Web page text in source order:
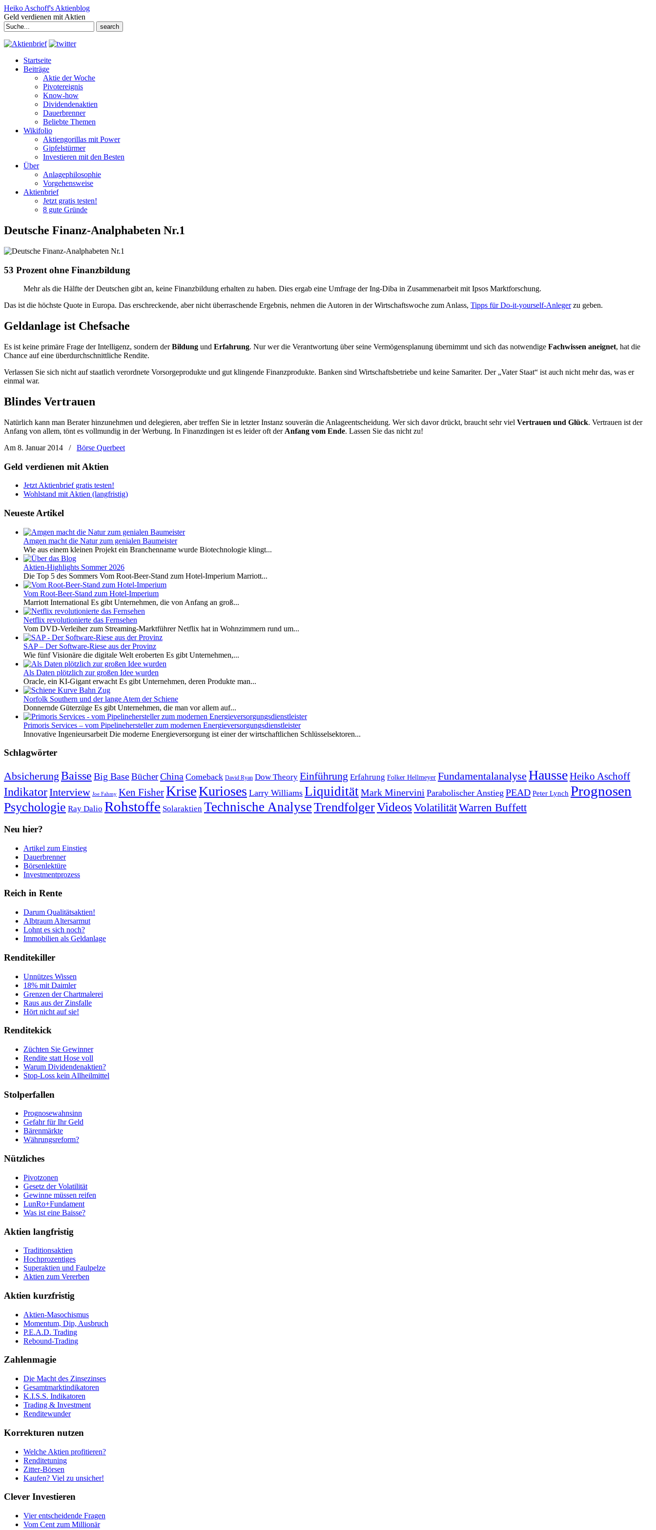
Heiko Aschoff's Aktienblog
Geld verdienen mit Aktien
Search
for:
Startseite
Beiträge
Aktie der Woche
Pivotereignis
Know-how
Dividendenaktien
Dauerbrenner
Beliebte Themen
Wikifolio
Aktiengorillas mit Power
Gipfelstürmer
Investieren mit den Besten
Über
Anlagephilosophie
Vorgehensweise
Aktienbrief
Jetzt gratis testen!
8 gute Gründe
Deutsche Finanz-Analphabeten Nr.1
53 Prozent ohne Finanzbildung
Mehr als die Hälfte der Deutschen gibt an, keine Finanzbildung erhalten zu haben. Dies ergab eine Umfrage der Ing-Diba in Zusammenarbeit mit Ipsos Marktforschung.
Das ist die höchste Quote in Europa. Das erschreckende, aber nicht überraschende Ergebnis, nehmen die Autoren in der Wirtschaftswoche zum Anlass, Tipps für Do-it-yourself-Anlegerzu geben.
Geldanlage ist Chefsache
Es ist keine primäre Frage der Intelligenz, sondern derBildung und Erfahrung. Nur wer die Verantwortung über seine Vermögensplanung übernimmt und sich das notwendige Fachwissen aneignet, hat die
Chance auf eine überdurchschnittliche Rendite.
Verlassen Sie sich nicht auf staatlich verordnete Vorsorgeprodukte und gut klingende Finanzprodukte. Banken sind Wirtschaftsbetriebe und keine Samariter. Der „Vater Staat“ ist auch nicht mehr das, was er
einmal war.
Blindes Vertrauen
Natürlich kann man Berater hinzunehmen und delegieren, aber treffen Sie in letzter Instanz souverän die Anlageentscheidung. Wer sich davor drückt, braucht sehr viel Vertrauen und Glück. Vertrauen ist der
Anfang von allem, tönt es vollmundig in der Werbung. In Finanzdingen ist es leider oft der Anfang vom Ende. Lassen Sie das nicht zu!
Am 8. Januar 2014
/ Börse Querbeet
Geld verdienen mit Aktien
Jetzt Aktienbrief gratis testen!
Wohlstand mit Aktien (langfristig)
Neueste Artikel
Amgen macht die Natur zum genialen Baumeister
Wie aus einem kleinen Projekt ein Branchenname wurde Biotechnologie klingt...
Aktien-Highlights Sommer 2026
Die Top 5 des Sommers Vom Root-Beer-Stand zum Hotel-Imperium Marriott...
Vom Root-Beer-Stand zum Hotel-Imperium
Marriott International Es gibt Unternehmen, die von Anfang an groß...
Netflix revolutionierte das Fernsehen
Vom DVD-Verleiher zum Streaming-Marktführer Netflix hat in Wohnzimmern rund um...
SAP – Der Software-Riese aus der Provinz
Wie fünf Visionäre die digitale Welt eroberten Es gibt Unternehmen,...
Als Daten plötzlich zur großen Idee wurden
Oracle, ein KI-Gigant erwacht Es gibt Unternehmen, deren Produkte man...
Norfolk Southern und der lange Atem der Schiene
Donnernde Güterzüge Es gibt Unternehmen, die man vor allem auf...
Primoris Services – vom Pipelinehersteller zum modernen Energieversorgungsdienstleister
Innovative Ingenieursarbeit Die moderne Energieversorgung ist einer der wirtschaftlichen Schlüsselsektoren...
Schlagwörter
Absicherung Baisse Big BaseBücherChina Comeback David Ryan Dow Theory Einführung Erfahrung Folker Hellmeyer Fundamentalanalyse HausseHeiko Aschoff
IndikatorInterview Joe Fahmy Ken FisherKriseKurioses Larry Williams LiquiditätMark Minervini Parabolischer Anstieg PEAD Peter Lynch Prognosen
Psychologie Ray Dalio Rohstoffe Solaraktien Technische AnalyseTrendfolgerVideosVolatilitätWarren Buffett
Neu hier?
Artikel zum Einstieg
Dauerbrenner
Börsenlektüre
Investmentprozess
Reich in Rente
Darum Qualitätsaktien!
Albtraum Altersarmut
Lohnt es sich noch?
Immobilien als Geldanlage
Renditekiller
Unnützes Wissen
18% mit Daimler
Grenzen der Chartmalerei
Raus aus der Zinsfalle
Hört nicht auf sie!
Renditekick
Züchten Sie Gewinner
Rendite statt Hose voll
Warum Dividendenaktien?
Stop-Loss kein Allheilmittel
Stolperfallen
Prognosewahnsinn
Gefahr für Ihr Geld
Bärenmärkte
Währungsreform?
Nützliches
Pivotzonen
Gesetz der Volatilität
Gewinne müssen reifen
LunRo+Fundament
Was ist eine Baisse?
Aktien langfristig
Traditionsaktien
Hochprozentiges
Superaktien und Faulpelze
Aktien zum Vererben
Aktien kurzfristig
Aktien-Masochismus
Momentum, Dip, Ausbruch
P.E.A.D. Trading
Rebound-Trading
Zahlenmagie
Die Macht des Zinsezinses
Gesamtmarktindikatoren
K.I.S.S. Indikatoren
Trading & Investment
Renditewunder
Korrekturen nutzen
Welche Aktien profitieren?
Renditetuning
Zitter-Börsen
Kaufen? Viel zu unsicher!
Clever Investieren
Vier entscheidende Fragen
Vom Cent zum Millionär